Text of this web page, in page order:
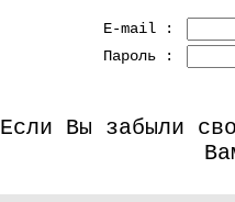
E-mail :
Пароль :
Если Вы забыли